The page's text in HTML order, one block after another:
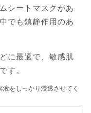
シートマスクがあ
でも鎮静作用のあ
に最適で、敏感肌
す。
をしっかり浸透させてく